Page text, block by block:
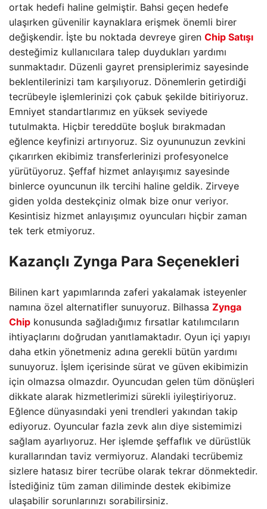
ortak hedefi haline gelmiştir. Bahsi geçen hedefe
ulaşırken güvenilir kaynaklara erişmek önemli birer
değişkendir. İşte bu noktada devreye giren Chip Satışı
desteğimiz kullanıcılara talep duydukları yardımı
sunmaktadır. Düzenli gayret prensiplerimiz sayesinde
beklentilerinizi tam karşılıyoruz. Dönemlerin getirdiği
tecrübeyle işlemlerinizi çok çabuk şekilde bitiriyoruz.
Emniyet standartlarımız en yüksek seviyede
tutulmakta. Hiçbir tereddüte boşluk bırakmadan
eğlence keyfinizi artırıyoruz. Siz oyununuzun zevkini
çıkarırken ekibimiz transferlerinizi profesyonelce
yürütüyoruz. Şeffaf hizmet anlayışımız sayesinde
binlerce oyuncunun ilk tercihi haline geldik. Zirveye
giden yolda destekçiniz olmak bize onur veriyor.
Kesintisiz hizmet anlayışımız oyuncuları hiçbir zaman
tek terk etmiyoruz.
Kazançlı Zynga Para Seçenekleri
Bilinen kart yapımlarında zaferi yakalamak isteyenler
namına özel alternatifler sunuyoruz. Bilhassa Zynga
Chip konusunda sağladığımız fırsatlar katılımcıların
ihtiyaçlarını doğrudan yanıtlamaktadır. Oyun içi yapıyı
daha etkin yönetmeniz adına gerekli bütün yardımı
sunuyoruz. İşlem içerisinde sürat ve güven ekibimizin
için olmazsa olmazdır. Oyuncudan gelen tüm dönüşleri
dikkate alarak hizmetlerimizi sürekli iyileştiriyoruz.
Eğlence dünyasındaki yeni trendleri yakından takip
ediyoruz. Oyuncular fazla zevk alın diye sistemimizi
sağlam ayarlıyoruz. Her işlemde şeffaflık ve dürüstlük
kurallarından taviz vermiyoruz. Alandaki tecrübemiz
sizlere hatasız birer tecrübe olarak tekrar dönmektedir.
İstediğiniz tüm zaman diliminde destek ekibimize
ulaşabilir sorunlarınızı sorabilirsiniz.